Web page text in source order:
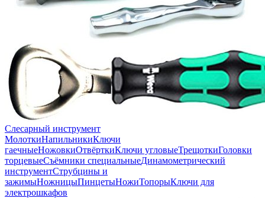
Слесарный инструмент
МолоткиНапильникиКлючи
гаечныеНожовкиОтвёрткиКлючи угловыеТрещоткиГоловки
торцевыеСъёмники специальныеДинамометрический
инструментСтрубцины и
зажимыНожницыПинцетыНожиТопорыКлючи для
электрошкафов